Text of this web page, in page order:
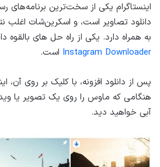
اینستاگرام یکی از سخت‌ترین برنامه‌های
دانلود تصاویر است، و اسکرین‌شات اغلب
به همراه دارد. یکی از راه حل های بالقوه
Instagram Downloader است.
پس از دانلود افزونه، با کلیک بر روی آن،
هنگامی که ماوس را روی یک تصویر یا
آبی خواهید دید.